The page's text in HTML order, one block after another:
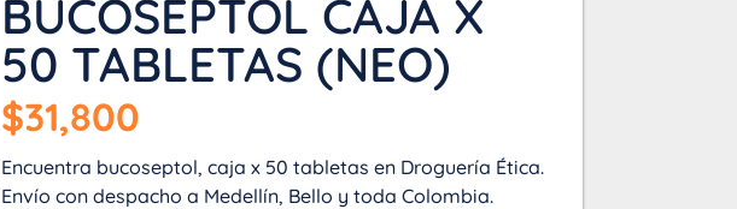
BUCOSEPTOL CAJA X
50 TABLETAS (NEO)
$31,800
Encuentra bucoseptol, caja x 50 tabletas en Droguería Ética.
Envío con despacho a Medellín, Bello y toda Colombia.